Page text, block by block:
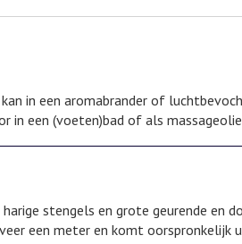
in een aromabrander of
in een (voeten)bad of als
stengels en grote geurende en
een meter en komt oorspronkelijk